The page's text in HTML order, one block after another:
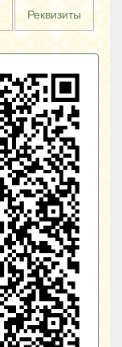
Реквизиты